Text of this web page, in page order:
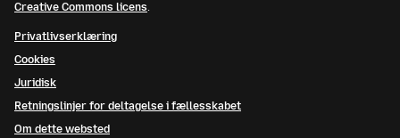
Creative Commons licens.
Privatlivserklæring
Cookies
Juridisk
Retningslinjer for deltagelse i fællesskabet
Om dette websted